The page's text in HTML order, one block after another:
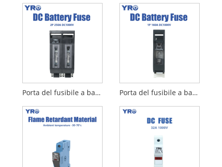
Porta del fusibile a batteria 250A Porta fusibile da 2 p Porta del fusibile a batteria da 160A 1P Porta fusibile